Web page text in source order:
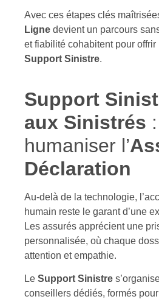
Avec ces étapes clés
Ligne devient un parcours
et fiabilité cohabitent pour offrir
Support Sinistre.
Support
aux Sinistrés :
humaniser l’
Déclaration
Au-delà de la technologie,
humain reste le garant d’une
Les assurés apprécient une
personnalisée, où chaque
attention et empathie.
Le Support Sinistre
conseillers dédiés, formés